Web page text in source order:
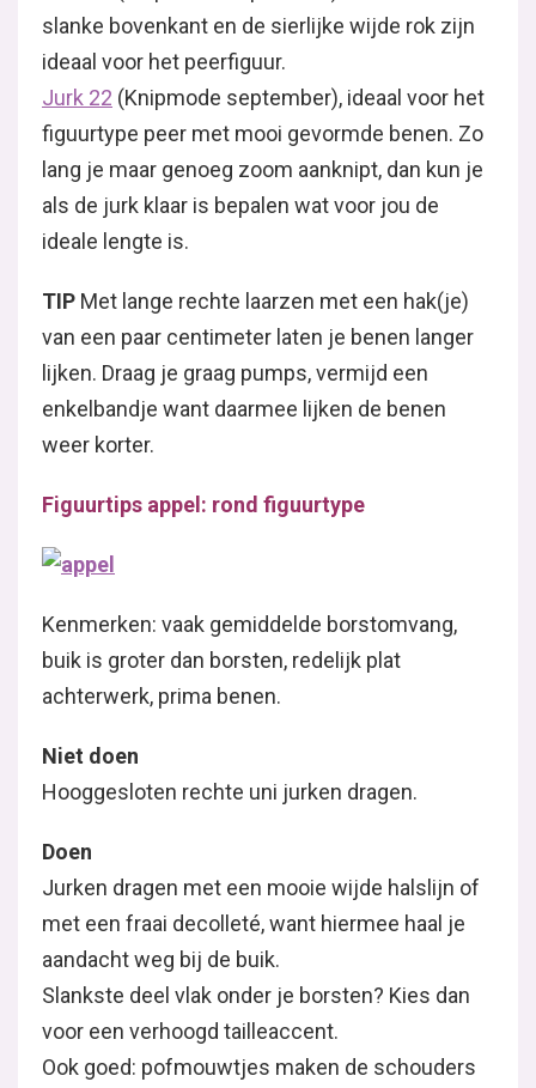
slanke bovenkant en de sierlijke wijde rok zijn
ideaal voor het peerfiguur.
Jurk 22 (Knipmode september), ideaal voor het
figuurtype peer met mooi gevormde benen. Zo
lang je maar genoeg zoom aanknipt, dan kun je
als de jurk klaar is bepalen wat voor jou de
ideale lengte is.
TIP Met lange rechte laarzen met een hak(je)
van een paar centimeter laten je benen langer
lijken. Draag je graag pumps, vermijd een
enkelbandje want daarmee lijken de benen
weer korter.
Figuurtips appel: rond figuurtype
Kenmerken: vaak gemiddelde borstomvang,
buik is groter dan borsten, redelijk plat
achterwerk, prima benen.
Niet doen
Hooggesloten rechte uni jurken dragen.
Doen
Jurken dragen met een mooie wijde halslijn of
met een fraai decolleté, want hiermee haal je
aandacht weg bij de buik.
Slankste deel vlak onder je borsten? Kies dan
voor een verhoogd tailleaccent.
Ook goed: pofmouwtjes maken de schouders